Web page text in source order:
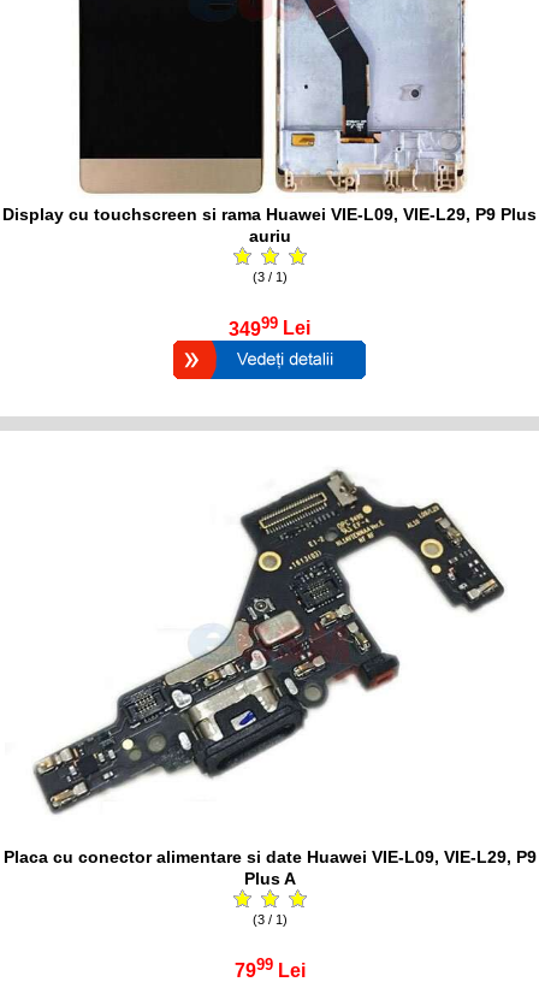
Display cu touchscreen si rama Huawei VIE-L09, VIE-L29, P9 Plus
auriu
(3 / 1)
34999 Lei
Placa cu conector alimentare si date Huawei VIE-L09, VIE-L29, P9
Plus A
(3 / 1)
7999 Lei